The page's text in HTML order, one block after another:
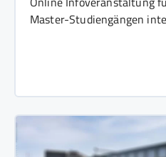
Master-Studiengängen